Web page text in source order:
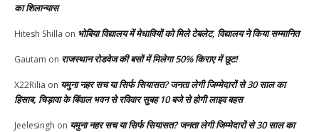
का शिलान्यास
Hitesh Shilla on भोबिया विद्यालय में मेधावियों को मिले टेबलेट, विद्यालय ने किया सम्मानित
Gautam on राजस्थान रोडवेज की बसों में मिलेगा 50% किराए में छूट!
X22Rilia on यमुना नहर सच या सिर्फ सियासत? जनता लेगी जिम्मेदारों से 30 साल का
हिसाब, चिड़ावा के बिंवाल भवन से रविवार सुबह 10 बजे से होगी लाइव बहस
Jeelesingh on यमुना नहर सच या सिर्फ सियासत? जनता लेगी जिम्मेदारों से 30 साल का